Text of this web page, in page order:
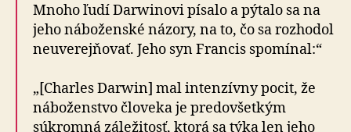
Mnoho ľudí Darwinovi písalo a pýtalo sa na
jeho náboženské názory, na to, čo sa rozhodol
neuverejňovať. Jeho syn Francis spomínal:“
„[Charles Darwin] mal intenzívny pocit, že
náboženstvo človeka je predovšetkým
súkromná záležitosť, ktorá sa týka len jeho